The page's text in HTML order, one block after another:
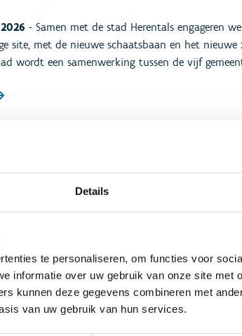
Details
te personaliseren, om functies voor
informatie over uw gebruik van onze site met
kunnen deze gegevens combineren met
van uw gebruik van hun services.
-Samen met de stad Herentals engageren
site, met de nieuwe schaatsbaan en het
wordt een samenwerking tussen de vijf
investeert 10 miljoen euro in 10
Vlaams minister van Sport Annick De
voor de aanleg en vernieuwing van
papierwerk, meer focus op goed bestuur: